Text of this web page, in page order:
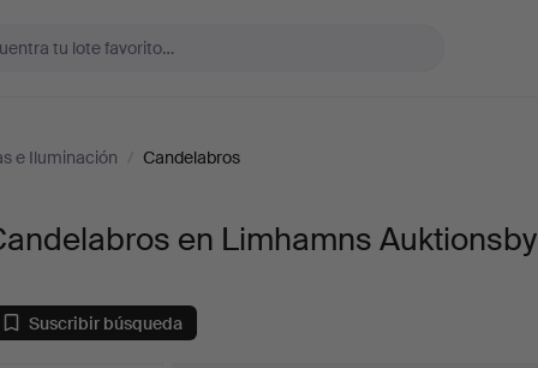
e Iluminación / Candelabros
en Limhamns
Suscribir búsqueda